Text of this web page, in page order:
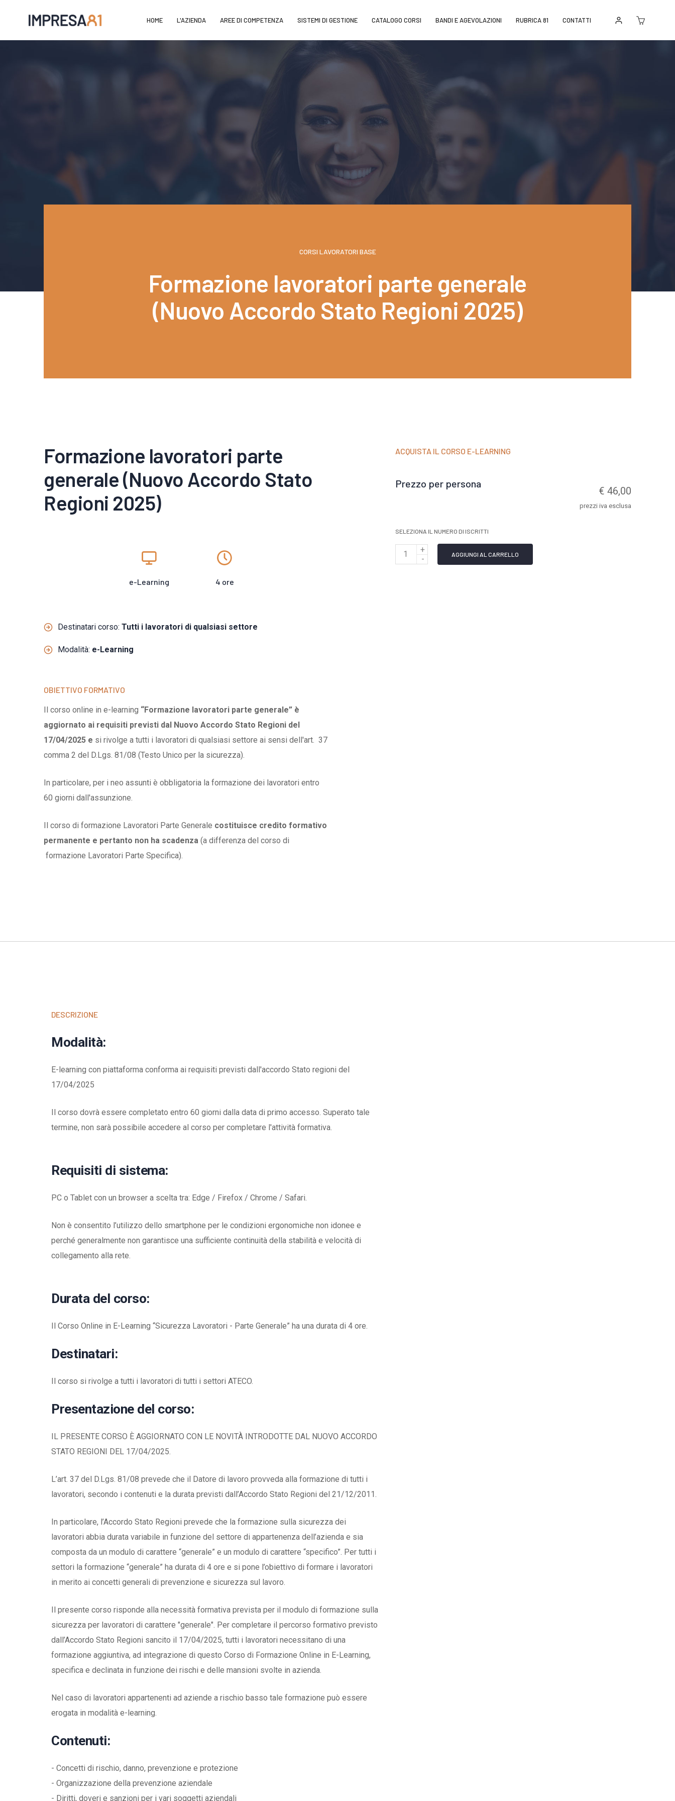
HOME L'AZIENDA AREE DI COMPETENZA SISTEMI DI GESTIONE CATALOGO CORSI BANDI E AGEVOLAZIONI RUBRICA 81 CONTATTI
CORSI LAVORATORI BASE
Formazione lavoratori parte generale
(Nuovo Accordo Stato Regioni 2025)
Formazione lavoratori parte
generale (Nuovo Accordo Stato
Regioni 2025)
e-Learning 4 ore
Destinatari corso: Tutti i lavoratori di qualsiasi settore
Modalità: e-Learning
OBIETTIVO FORMATIVO
Il corso online in e-learning “Formazione lavoratori parte generale” è
aggiornato ai requisiti previsti dal Nuovo Accordo Stato Regioni del
17/04/2025 e si rivolge a tutti i lavoratori di qualsiasi settore ai sensi dell'art. 37
comma 2 del D.Lgs. 81/08 (Testo Unico per la sicurezza).
In particolare, per i neo assunti è obbligatoria la formazione dei lavoratori entro
60 giorni dall'assunzione.
Il corso di formazione Lavoratori Parte Generale costituisce credito formativo
permanente e pertanto non ha scadenza (a differenza del corso di
formazione Lavoratori Parte Specifica).
ACQUISTA IL CORSO E-LEARNING
Prezzo per persona
€ 46,00
prezzi iva esclusa
SELEZIONA IL NUMERO DI ISCRITTI
u
AGGIUNGI AL CARRELLO
DESCRIZIONE
Modalità:
E-learning con piattaforma conforma ai requisiti previsti dall'accordo Stato regioni del
17/04/2025
Il corso dovrà essere completato entro 60 giorni dalla data di primo accesso. Superato tale
termine, non sarà possibile accedere al corso per completare l'attività formativa.
Requisiti di sistema:
PC o Tablet con un browser a scelta tra: Edge / Firefox / Chrome / Safari.
Non è consentito l’utilizzo dello smartphone per le condizioni ergonomiche non idonee e
perché generalmente non garantisce una sufficiente continuità della stabilità e velocità di
collegamento alla rete.
Durata del corso:
Il Corso Online in E-Learning “Sicurezza Lavoratori - Parte Generale” ha una durata di 4 ore.
Destinatari:
Il corso si rivolge a tutti i lavoratori di tutti i settori ATECO.
Presentazione del corso:
IL PRESENTE CORSO È AGGIORNATO CON LE NOVITÀ INTRODOTTE DAL NUOVO ACCORDO
STATO REGIONI DEL 17/04/2025.
L’art. 37 del D.Lgs. 81/08 prevede che il Datore di lavoro provveda alla formazione di tutti i
lavoratori, secondo i contenuti e la durata previsti dall’Accordo Stato Regioni del 21/12/2011.
In particolare, l’Accordo Stato Regioni prevede che la formazione sulla sicurezza dei
lavoratori abbia durata variabile in funzione del settore di appartenenza dell’azienda e sia
composta da un modulo di carattere “generale” e un modulo di carattere “specifico”. Per tutti i
settori la formazione “generale” ha durata di 4 ore e si pone l’obiettivo di formare i lavoratori
in merito ai concetti generali di prevenzione e sicurezza sul lavoro.
Il presente corso risponde alla necessità formativa prevista per il modulo di formazione sulla
sicurezza per lavoratori di carattere "generale". Per completare il percorso formativo previsto
dall’Accordo Stato Regioni sancito il 17/04/2025, tutti i lavoratori necessitano di una
formazione aggiuntiva, ad integrazione di questo Corso di Formazione Online in E-Learning,
specifica e declinata in funzione dei rischi e delle mansioni svolte in azienda.
Nel caso di lavoratori appartenenti ad aziende a rischio basso tale formazione può essere
erogata in modalità e-learning.
Contenuti:
- Concetti di rischio, danno, prevenzione e protezione
- Organizzazione della prevenzione aziendale
- Diritti, doveri e sanzioni per i vari soggetti aziendali